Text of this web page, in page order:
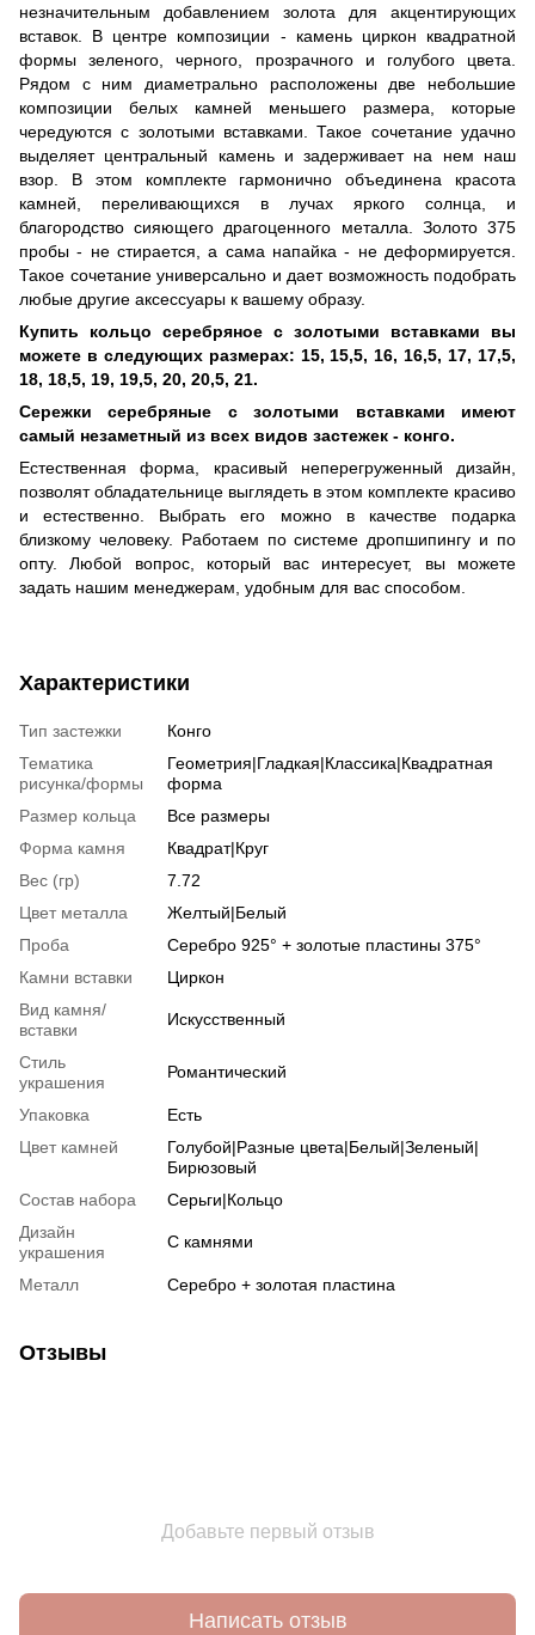
незначительным добавлением золота для акцентирующих
вставок. В центре композиции - камень циркон квадратной
формы зеленого, черного, прозрачного и голубого цвета.
Рядом с ним диаметрально расположены две небольшие
композиции белых камней меньшего размера, которые
чередуются с золотыми вставками. Такое сочетание удачно
выделяет центральный камень и задерживает на нем наш
взор. В этом комплекте гармонично объединена красота
камней, переливающихся в лучах яркого солнца, и
благородство сияющего драгоценного металла. Золото 375
пробы - не стирается, а сама напайка - не деформируется.
Такое сочетание универсально и дает возможность подобрать
любые другие аксессуары к вашему образу.
Купить кольцо серебряное с золотыми вставками вы
можете в следующих размерах: 15, 15,5, 16, 16,5, 17, 17,5,
18, 18,5, 19, 19,5, 20, 20,5, 21.
Сережки серебряные с золотыми вставками имеют
самый незаметный из всех видов застежек - конго.
Естественная форма, красивый неперегруженный дизайн,
позволят обладательнице выглядеть в этом комплекте красиво
и естественно. Выбрать его можно в качестве подарка
близкому человеку. Работаем по системе дропшипингу и по
опту. Любой вопрос, который вас интересует, вы можете
задать нашим менеджерам, удобным для вас способом.
Характеристики
Тип застежки
Конго
Тематика
рисунка/формы
Геометрия|Гладкая|Классика|Квадратная
форма
Размер кольца
Все размеры
Форма камня
Квадрат|Круг
Вес (гр)
7.72
Цвет металла
Желтый|Белый
Проба
Серебро 925° + золотые пластины 375°
Камни вставки
Циркон
Вид камня/
вставки
Искусственный
Стиль
украшения
Романтический
Упаковка
Есть
Цвет камней
Голубой|Разные цвета|Белый|Зеленый|
Бирюзовый
Состав набора
Серьги|Кольцо
Дизайн
украшения
С камнями
Металл Серебро + золотая пластина
Отзывы
Добавьте первый отзыв
Написать отзыв